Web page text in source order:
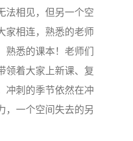
法相见，但另一个空
家相连，熟悉的老师
熟悉的课本！老师们
领着大家上新课、复
冲刺的季节依然在冲
，一个空间失去的另